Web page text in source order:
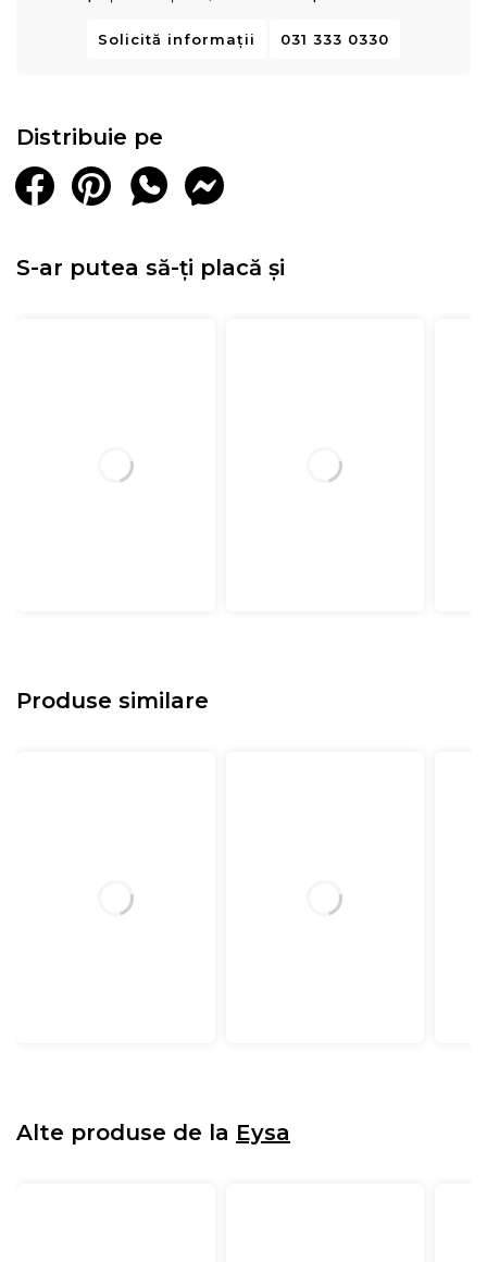
Solicită informații 031 333 0330
Distribuie pe
S-ar putea să-ți placă și
Produse similare
Alte produse de la Eysa